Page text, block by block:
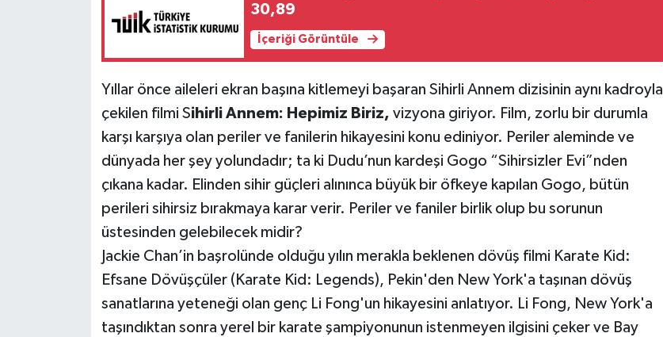
30,89
İçeriği Görüntüle
Yıllar önce aileleri ekran başına kitlemeyi başaran Sihirli Annem dizisinin aynı kadroyla
çekilen filmi Sihirli Annem: Hepimiz Biriz, vizyona giriyor. Film, zorlu bir durumla
karşı karşıya olan periler ve fanilerin hikayesini konu ediniyor. Periler aleminde ve
dünyada her şey yolundadır; ta ki Dudu’nun kardeşi Gogo “Sihirsizler Evi”nden
çıkana kadar. Elinden sihir güçleri alınınca büyük bir öfkeye kapılan Gogo, bütün
perileri sihirsiz bırakmaya karar verir. Periler ve faniler birlik olup bu sorunun
üstesinden gelebilecek midir?
Jackie Chan’in başrolünde olduğu yılın merakla beklenen dövüş filmi Karate Kid:
Efsane Dövüşçüler (Karate Kid: Legends), Pekin'den New York'a taşınan dövüş
sanatlarına yeteneği olan genç Li Fong'un hikayesini anlatıyor. Li Fong, New York'a
taşındıktan sonra yerel bir karate şampiyonunun istenmeyen ilgisini çeker ve Bay